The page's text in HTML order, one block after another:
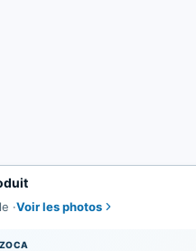
·Voir les photos